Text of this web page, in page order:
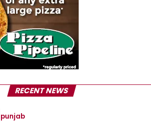
RECENT NEWS
punjab